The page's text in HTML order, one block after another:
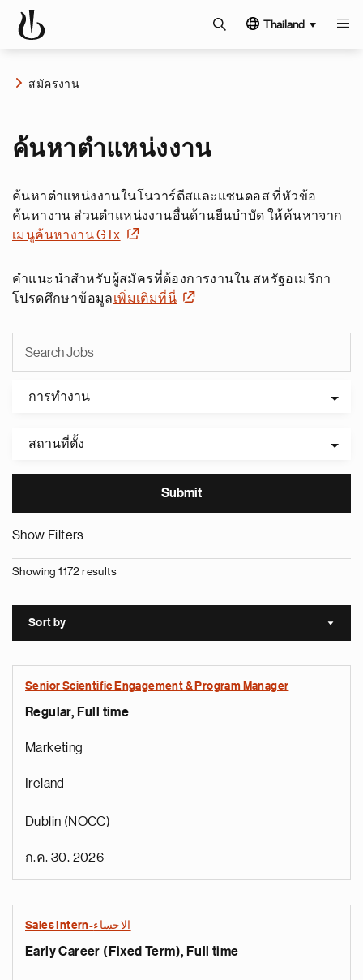
Thailand
สมัครงาน
ค้นหาตำแหน่งงาน
ค้นหาตำแหน่งงานในโนวาร์ตีสและแซนดอส ที่หัวข้อ
ค้นหางาน ส่วนตำแหน่งงานอื่นด้านยีนบำบัด ให้ค้นหาจาก
เมนูค้นหางาน GTx
คำแนะนำสำหรับผู้สมัครที่ต้องการงานใน สหรัฐอเมริกา
โปรดศึกษาข้อมูลเพิ่มเติมที่นี่
การทำงาน
สถานที่ตั้ง
Show Filters
Showing 1172 results
Sort by Sort
Senior Scientific Engagement & Program Manager
Regular, Full time
Marketing
Ireland
Dublin (NOCC)
ก.ค. 30, 2026
Sales Intern-الاحساء
Early Career (Fixed Term), Full time